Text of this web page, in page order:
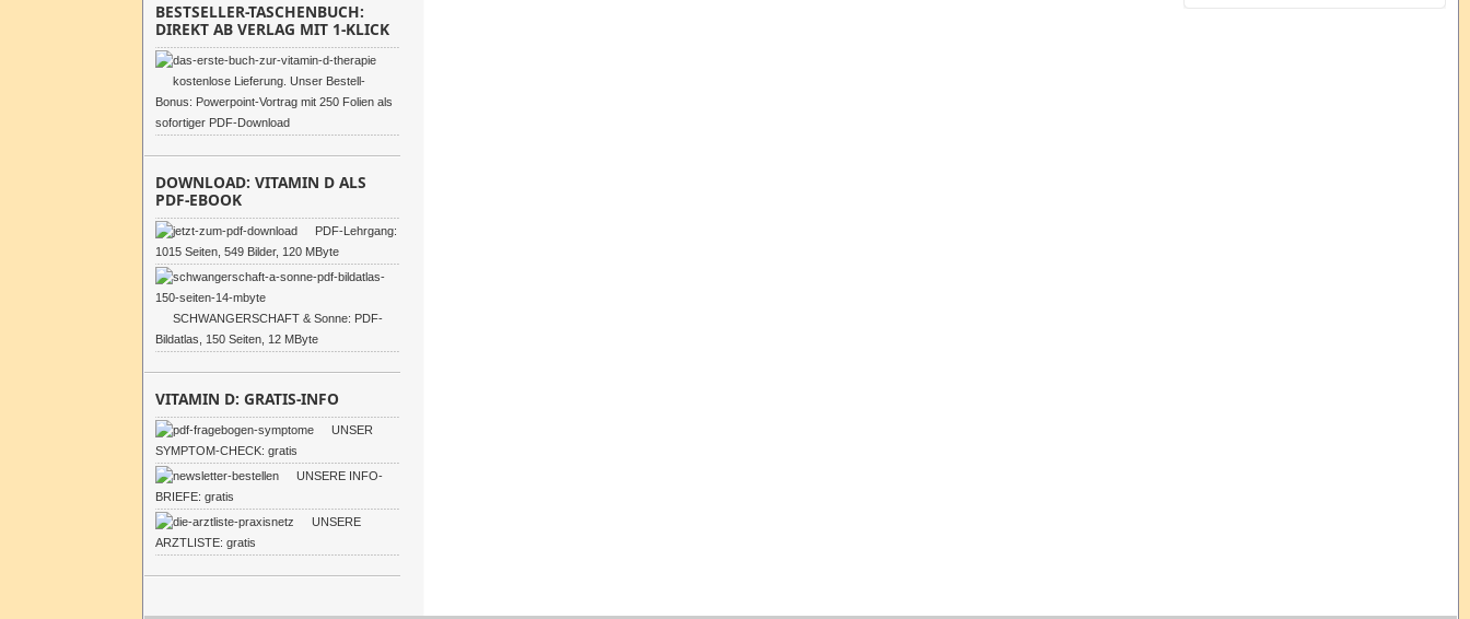
BESTSELLER-TASCHENBUCH:
DIREKT AB VERLAG MIT 1-KLICK
kostenlose Lieferung. Unser Bestell-
Bonus: Powerpoint-Vortrag mit 250 Folien als
sofortiger PDF-Download
DOWNLOAD: VITAMIN D ALS
PDF-EBOOK
PDF-Lehrgang:
1015 Seiten, 549 Bilder, 120 MByte
SCHWANGERSCHAFT & Sonne: PDF-
Bildatlas, 150 Seiten, 12 MByte
VITAMIN D: GRATIS-INFO
UNSER
SYMPTOM-CHECK: gratis
UNSERE INFO-
BRIEFE: gratis
UNSERE
ARZTLISTE: gratis